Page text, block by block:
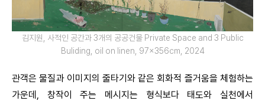
김지원, 사적인 공간과 3개의 공공건물 Private Space and 3 Public
Buliding, oil on linen, 97×356㎝, 2024
관객은 물질과 이미지의 줄타기와 같은 회화적 즐거움을 체험하는
가운데, 창작이 주는 메시지는 형식보다 태도와 실천에서